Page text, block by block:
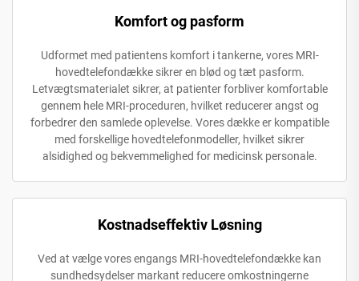
Komfort og pasform
Udformet med patientens komfort i tankerne, vores MRI-
hovedtelefondække sikrer en blød og tæt pasform.
Letvægtsmaterialet sikrer, at patienter forbliver komfortable
gennem hele MRI-proceduren, hvilket reducerer angst og
forbedrer den samlede oplevelse. Vores dække er kompatible
med forskellige hovedtelefonmodeller, hvilket sikrer
alsidighed og bekvemmelighed for medicinsk personale.
Kostnadseffektiv Løsning
Ved at vælge vores engangs MRI-hovedtelefondække kan
sundhedsydelser markant reducere omkostningerne